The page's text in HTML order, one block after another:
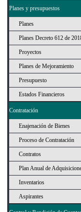
Planes y presupuestos
Planes
Planes Decreto 612 de
Proyectos
Planes de Mejoramiento
Presupuesto
Estados Financieros
Contratación
Enajenación de Bienes
Proceso de Contratación
Contratos
Plan Anual de
Inventarios
Aspirantes